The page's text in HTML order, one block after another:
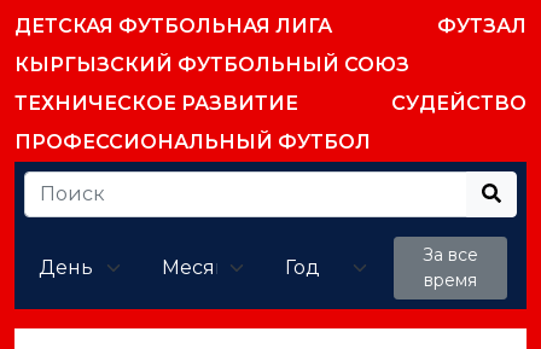
ДЕТСКАЯ ФУТБОЛЬНАЯ ЛИГА
ФУТЗАЛ
КЫРГЫЗСКИЙ ФУТБОЛЬНЫЙ СОЮЗ
ТЕХНИЧЕСКОЕ РАЗВИТИЕ
СУДЕЙСТВО
ПРОФЕССИОНАЛЬНЫЙ ФУТБОЛ
За все
время